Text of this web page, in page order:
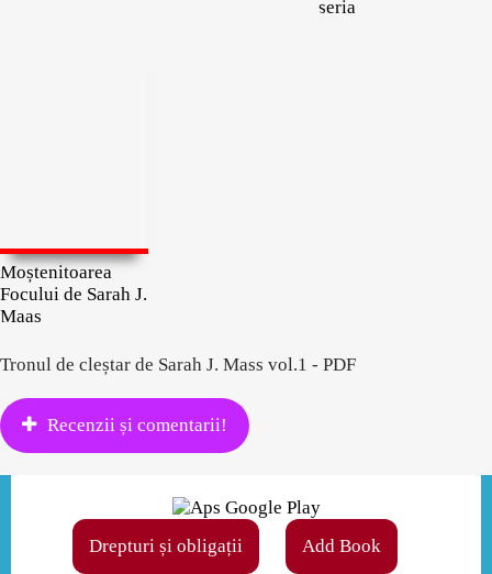
seria
Moștenitoarea
Focului de Sarah J.
Maas
Tronul de cleștar de Sarah J. Mass vol.1 - PDF
Recenzii și comentarii!
Drepturi și obligații Add Book